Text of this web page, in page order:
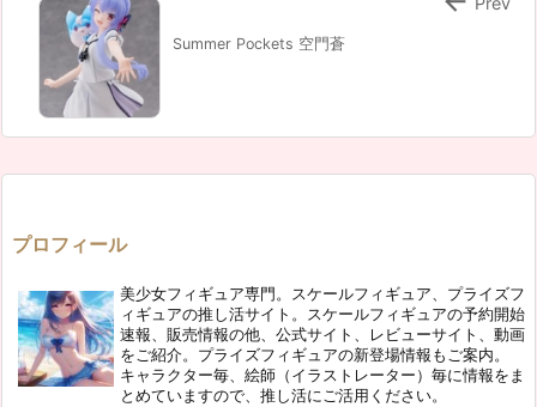
Summer Pockets 空門蒼
プロフィール
美少女フィギュア専門。スケールフィギュア、プライズフ
ィギュアの推し活サイト。スケールフィギュアの予約開始
速報、販売情報の他、公式サイト、レビューサイト、動画
をご紹介。プライズフィギュアの新登場情報もご案内。
キャラクター毎、絵師（イラストレーター）毎に情報をま
とめていますので、推し活にご活用ください。